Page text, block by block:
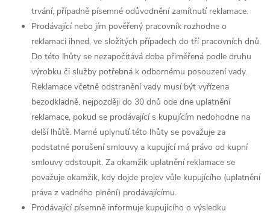
trvání, případně písemné odůvodnění zamítnutí reklamace.
Prodávající nebo jím pověřený pracovník rozhodne o
reklamaci ihned, ve složitých případech do tří pracovních dnů.
Do této lhůty se nezapočítává doba přiměřená podle druhu
výrobku či služby potřebná k odbornému posouzení vady.
Reklamace včetně odstranění vady musí být vyřízena
bezodkladně, nejpozději do 30 dnů ode dne uplatnění
reklamace, pokud se prodávající s kupujícím nedohodne na
delší lhůtě. Marné uplynutí této lhůty se považuje za
podstatné porušení smlouvy a kupující má právo od kupní
smlouvy odstoupit. Za okamžik uplatnění reklamace se
považuje okamžik, kdy dojde projev vůle kupujícího (uplatnění
práva z vadného plnění) prodávajícímu.
Prodávající písemně informuje kupujícího o výsledku